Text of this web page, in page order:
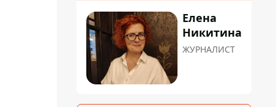
Елена
Никитина
ЖУРНАЛИСТ